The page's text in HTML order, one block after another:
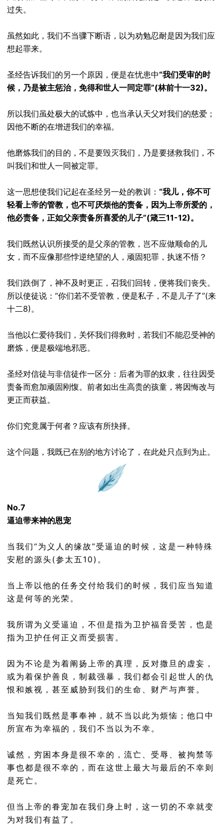
过失。
虽然如此，我们不当骤下断语，以为劝勉忍耐是因为我们应
想起罪来。
圣经告诉我们的另一个原因，便是在忧患中“我们受审的时
候，乃是被主惩治，免得和世人一同定罪”(林前十一32)。
所以我们虽处极大的试炼中，也当承认天父对我们的慈爱；
因他不断的在增进我们的幸福。
他磨炼我们的目的，不是要毁灭我们，乃是要拯救我们，不
叫我们和世人一同被定罪。
这一思想使我们记起在圣经另一处的教训： “我儿，你不可
轻看上帝的管教，也不可厌烦他的责备，因为上帝所爱的，
他必责备，正如父亲责备所喜爱的儿子”(箴三11-12)。
我们既然认识所接受的是父亲的管教，岂不应做顺命的儿
女，而不应像那些悖逆绝望的人，顽固犯罪，执迷不悟？
我们跌倒了，神不及时更正，召我们回转，便将我们丧失。
所以使徒说：“你们若不受管教，便是私子，不是儿子了”(来
十二8)。
当他以仁爱待我们，关怀我们得救时，若我们不能忍受神的
磨炼，便是极端地邪恶。
圣经对信徒与非信徒作一区分：后者为罪的奴隶，往往因受
责备而愈加顽固刚愎。前者如出生高贵的孩童，将因悔改与
更正而获益。
你们究竟属于何者？应该有所抉择。
这个问题，我既已在别的地方讨论了，在此处只点到为止。
No.7
逼迫带来神的恩宠
当我们“为义人的缘故”受逼迫的时候，这是一种特殊
安慰的源头(参太五10)。
当上帝以他的任务交付给我们的时候，我们应当知道
这是何等的光荣。
我所谓为义受逼迫，不但是指为卫护福音受苦，也是
指为卫护任何正义而受损害。
因为不论是为着阐扬上帝的真理，反对撒旦的虚妄，
或为着保护善良，制裁强暴，我们都会引起世人的仇
恨和嫉视，甚至威胁到我们的生命、财产与声誉。
当知我们既然是事奉神，就不当以此为烦恼；他口中
所宣布为幸福的，我们不当以为不幸。
诚然，穷困本身是很不幸的，流亡、受辱、被拘禁等
事也都是很不幸的，而在这世上最大与最后的不幸则
是死亡。
但当上帝的眷宠加在我们身上时，这一切的不幸就变
为对我们有益了。